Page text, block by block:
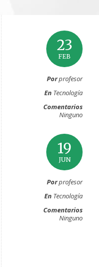
23
FEB
Porprofesor
En Tecnología
Comentarios
Ninguno
19
JUN
Porprofesor
En Tecnología
Comentarios
Ninguno